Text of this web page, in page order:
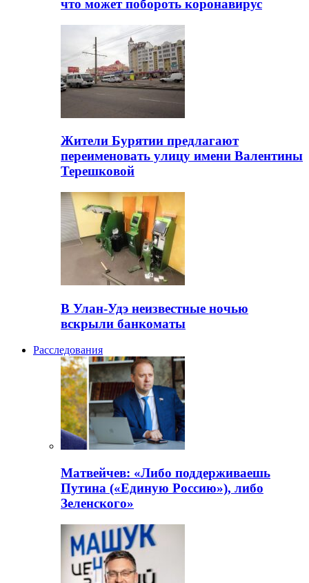
что может побороть коронавирус
Жители Бурятии предлагают
переименовать улицу имени Валентины
Терешковой
В Улан-Удэ неизвестные ночью
вскрыли банкоматы
Расследования
Матвейчев: «Либо поддерживаешь
Путина («Единую Россию»), либо
Зеленского»